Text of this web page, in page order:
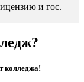
и гос.
колледжа!